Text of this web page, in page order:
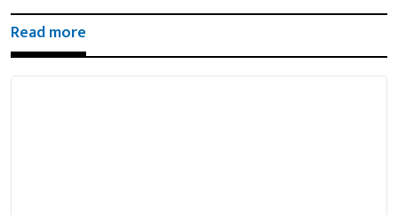
Read more